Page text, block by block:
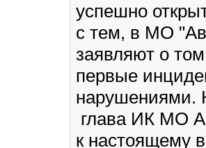
успешно
с тем, в МО
заявляют о
первые
нарушениями.
глава ИК МО
к настоящему